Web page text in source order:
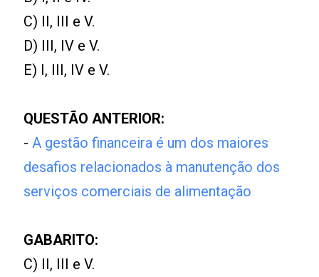
C) II, III e V.
D) III, IV e V.
E) I, III, IV e V.
QUESTÃO ANTERIOR:
-A gestão financeira é um dos maiores
desafios relacionados à manutenção dos
serviços comerciais de alimentação
GABARITO:
C) II, III e V.